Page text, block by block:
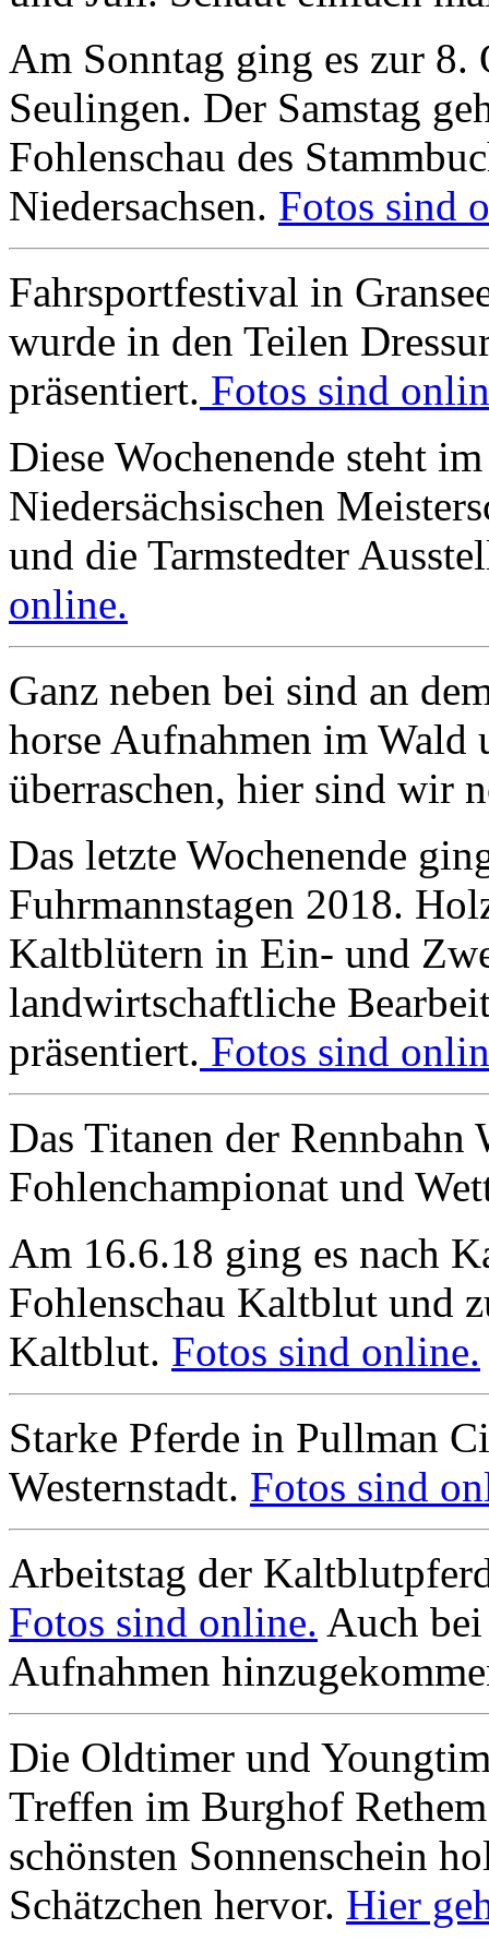
Am Sonntag ging es zur 8.
Seulingen. Der Samstag
Fohlenschau des
Niedersachsen. Fotos sind
Fahrsportfestival in
wurde in den Teilen
präsentiert. Fotos sind
Diese Wochenende steht
Niedersächsischen
und die Tarmstedter
online.
Ganz neben bei sind an
horse Aufnahmen im Wald
überraschen, hier sind wir
Das letzte Wochenende
Fuhrmannstagen 2018.
Kaltblütern in Ein- und
landwirtschaftliche
präsentiert. Fotos sind
Das Titanen der
Fohlenchampionat und
Am 16.6.18 ging es nach
Fohlenschau Kaltblut und
Kaltblut. Fotos sind online.
Starke Pferde in Pullman
Westernstadt. Fotos sind
Arbeitstag der
Fotos sind online. Auch
Aufnahmen
Die Oldtimer und
Treffen im Burghof
schönsten Sonnenschein
Schätzchen hervor. Hier